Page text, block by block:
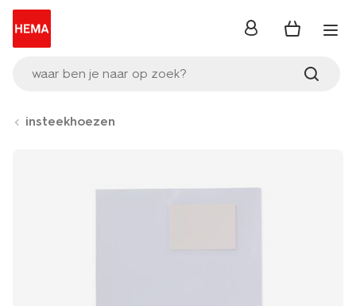
waar ben je naar op zoek?
inloggen
insteekhoezen